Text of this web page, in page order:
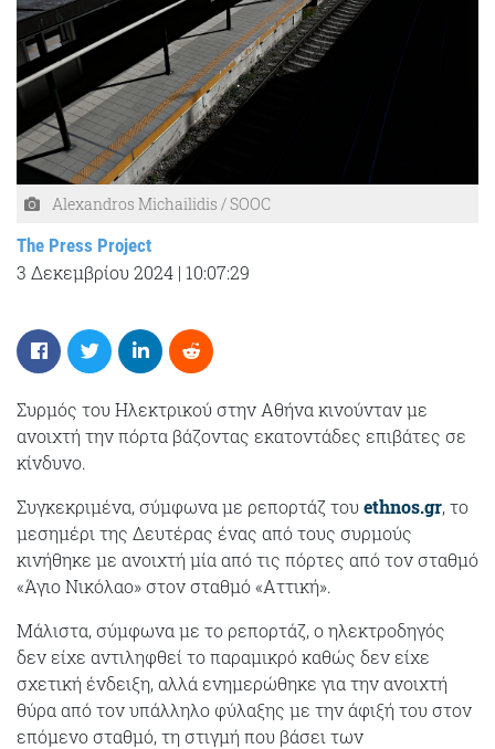
Alexandros Michailidis / SOOC
The Press Project
3 Δεκεμβρίου 2024 | 10:07:29
Συρμός του Ηλεκτρικού στην Αθήνα κινούνταν με
ανοιχτή την πόρτα βάζοντας εκατοντάδες επιβάτες σε
κίνδυνο.
Συγκεκριμένα, σύμφωνα με ρεπορτάζ τουethnos.gr, το
μεσημέρι της Δευτέρας ένας από τους συρμούς
κινήθηκε με ανοιχτή μία από τις πόρτες από τον σταθμό
«Άγιο Νικόλαο» στον σταθμό «Αττική».
Μάλιστα, σύμφωνα με το ρεπορτάζ, ο ηλεκτροδηγός
δεν είχε αντιληφθεί το παραμικρό καθώς δεν είχε
σχετική ένδειξη, αλλά ενημερώθηκε για την ανοιχτή
θύρα από τον υπάλληλο φύλαξης με την άφιξή του στον
επόμενο σταθμό, τη στιγμή που βάσει των